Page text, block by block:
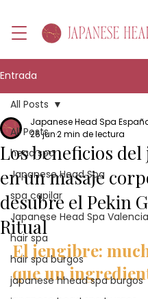
Entrada
All Posts
head spa
Japanese Head Spa
spa capilar
Japanese Head Spa Valencia
hair spa
hair spa burgos
japanese hhead spa burgos
All Posts
Los beneficios
en un masaje
desubre el Pekin
Ritual
Japanese Head Spa
26 jun2 min de lectura
El jengibre:
que un